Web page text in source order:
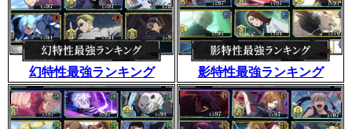
幻特性最強ランキング 影特性最強ランキング